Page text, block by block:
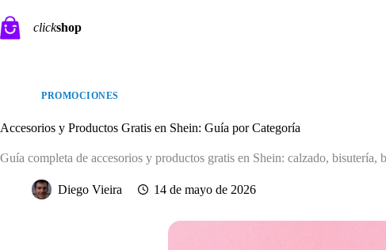
al
contenido
clickshop
PROMOCIONES
Accesorios y Productos Gratis en Shein: Guía por Categoría
Guía completa de accesorios y productos gratis en Shein: calzado, bisutería,
Diego Vieira 14 de mayo de 2026